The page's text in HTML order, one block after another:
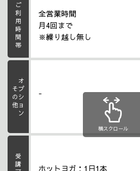
ご利用時間帯
全営業時間
月4回まで
※繰り越し無し
オプション
その他 -
ホットヨガ：1日1本
横スクロール